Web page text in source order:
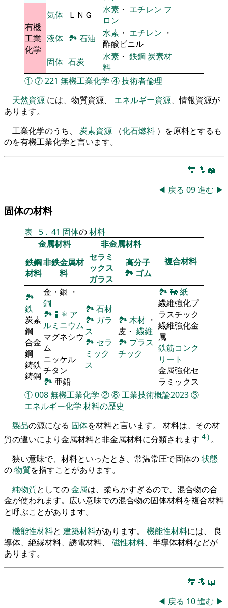
有機
工業
化学
気体 ＬＮＧ 水素 ・ エチレン フ
ロン
液体 🏞 石油 水素 ・ エチレン ・
酢酸ビニル
固体 石炭 水素 ・ 鉄鋼炭素材
料
①⑦221 無機工業化学 ④技術者倫理
天然資源 には、物質資源、 エネルギー資源、情報資源が
あります。
工業化学のうち、 炭素資源 （化石燃料 ）を原料とするも
のを有機工業化学と言います。
🔚 🔝 📖
◀ 戻る 09進む ▶
固体の材料
表 5 . 41 固体の材料
金属材料
非金属材料
複合材料
鉄鋼
材料
非鉄金属材
料
セラミ
ックス
ガラス
高分子
🏞 ゴム
🏞
鉄
炭素
鋼
合金
鋼
鋳鉄
鋳鋼
金・銀 ・
銅
🏞 🧪 ⚛ ア
ルミニウム
マグネシウ
ム
ニッケル
チタン
🏞 亜鉛
🏞 石材
🏞 ガラ
ス
🏞 セラ
ミック
ス
🏞 木材 ・
皮・ 繊維
🏞 プラス
チック
🏞 🚂紙
繊維強化プ
ラスチック
繊維強化金
属
鉄筋コンク
リート
金属強化セ
ラミックス
①008無機工業化学 ②⑧工業技術概論2023③
エネルギー化学 材料の歴史
製品の源になる 固体を材料と言います。 材料は、その材
質の違いにより金属材料と非金属材料に分類されます 4) 。
狭い意味で、材料といったとき、常温常圧で固体の状態
の物質を指すことがあります。
純物質としての金属は、柔らかすぎるので、混合物の合
金が使われます。広い意味での混合物の固体材料を複合材料
と呼ぶことがあります。
機能性材料と 建築材料があります。 機能性材料には、 良
導体、絶縁材料、誘電材料、 磁性材料、半導体材料などが
あります。
🔚 🔝 📖
◀ 戻る 10進む ▶